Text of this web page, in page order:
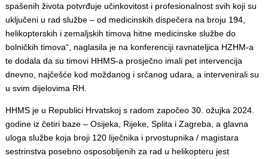
spašenih života potvrđuje učinkovitost i profesionalnost svih koji su
uključeni u rad službe – od medicinskih dispečera na broju 194,
helikopterskih i zemaljskih timova hitne medicinske službe do
bolničkih timova“, naglasila je na konferenciji ravnateljica HZHM-a
te dodala da su timovi HHMS-a prosječno imali pet intervencija
dnevno, najčešće kod moždanog i srčanog udara, a intervenirali su
u svim dijelovima RH.
HHMS je u Republici Hrvatskoj s radom započeo 30. ožujka 2024.
godine iz četiri baze – Osijeka, Rijeke, Splita i Zagreba, a glavna
uloga službe koja broji 120 liječnika i prvostupnika / magistara
sestrinstva posebno osposobljenih za rad u helikopteru jest